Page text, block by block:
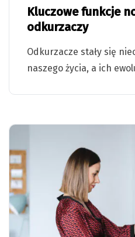
Kluczowe funkcje
odkurzaczy
Odkurzacze stały się
naszego życia, a ich